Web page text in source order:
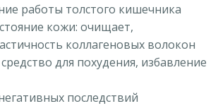
работы толстого кишечника
кожи: очищает,
коллагеновых волокон
для похудения, избавление
последствий